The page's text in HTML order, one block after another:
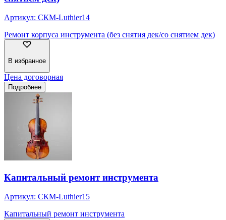
Артикул: СКМ-Luthier14
Ремонт корпуса инструмента (без снятия дек/со снятием дек)
В избранное
Цена договорная
Подробнее
Капитальный ремонт инструмента
Артикул: СКМ-Luthier15
Капитальный ремонт инструмента